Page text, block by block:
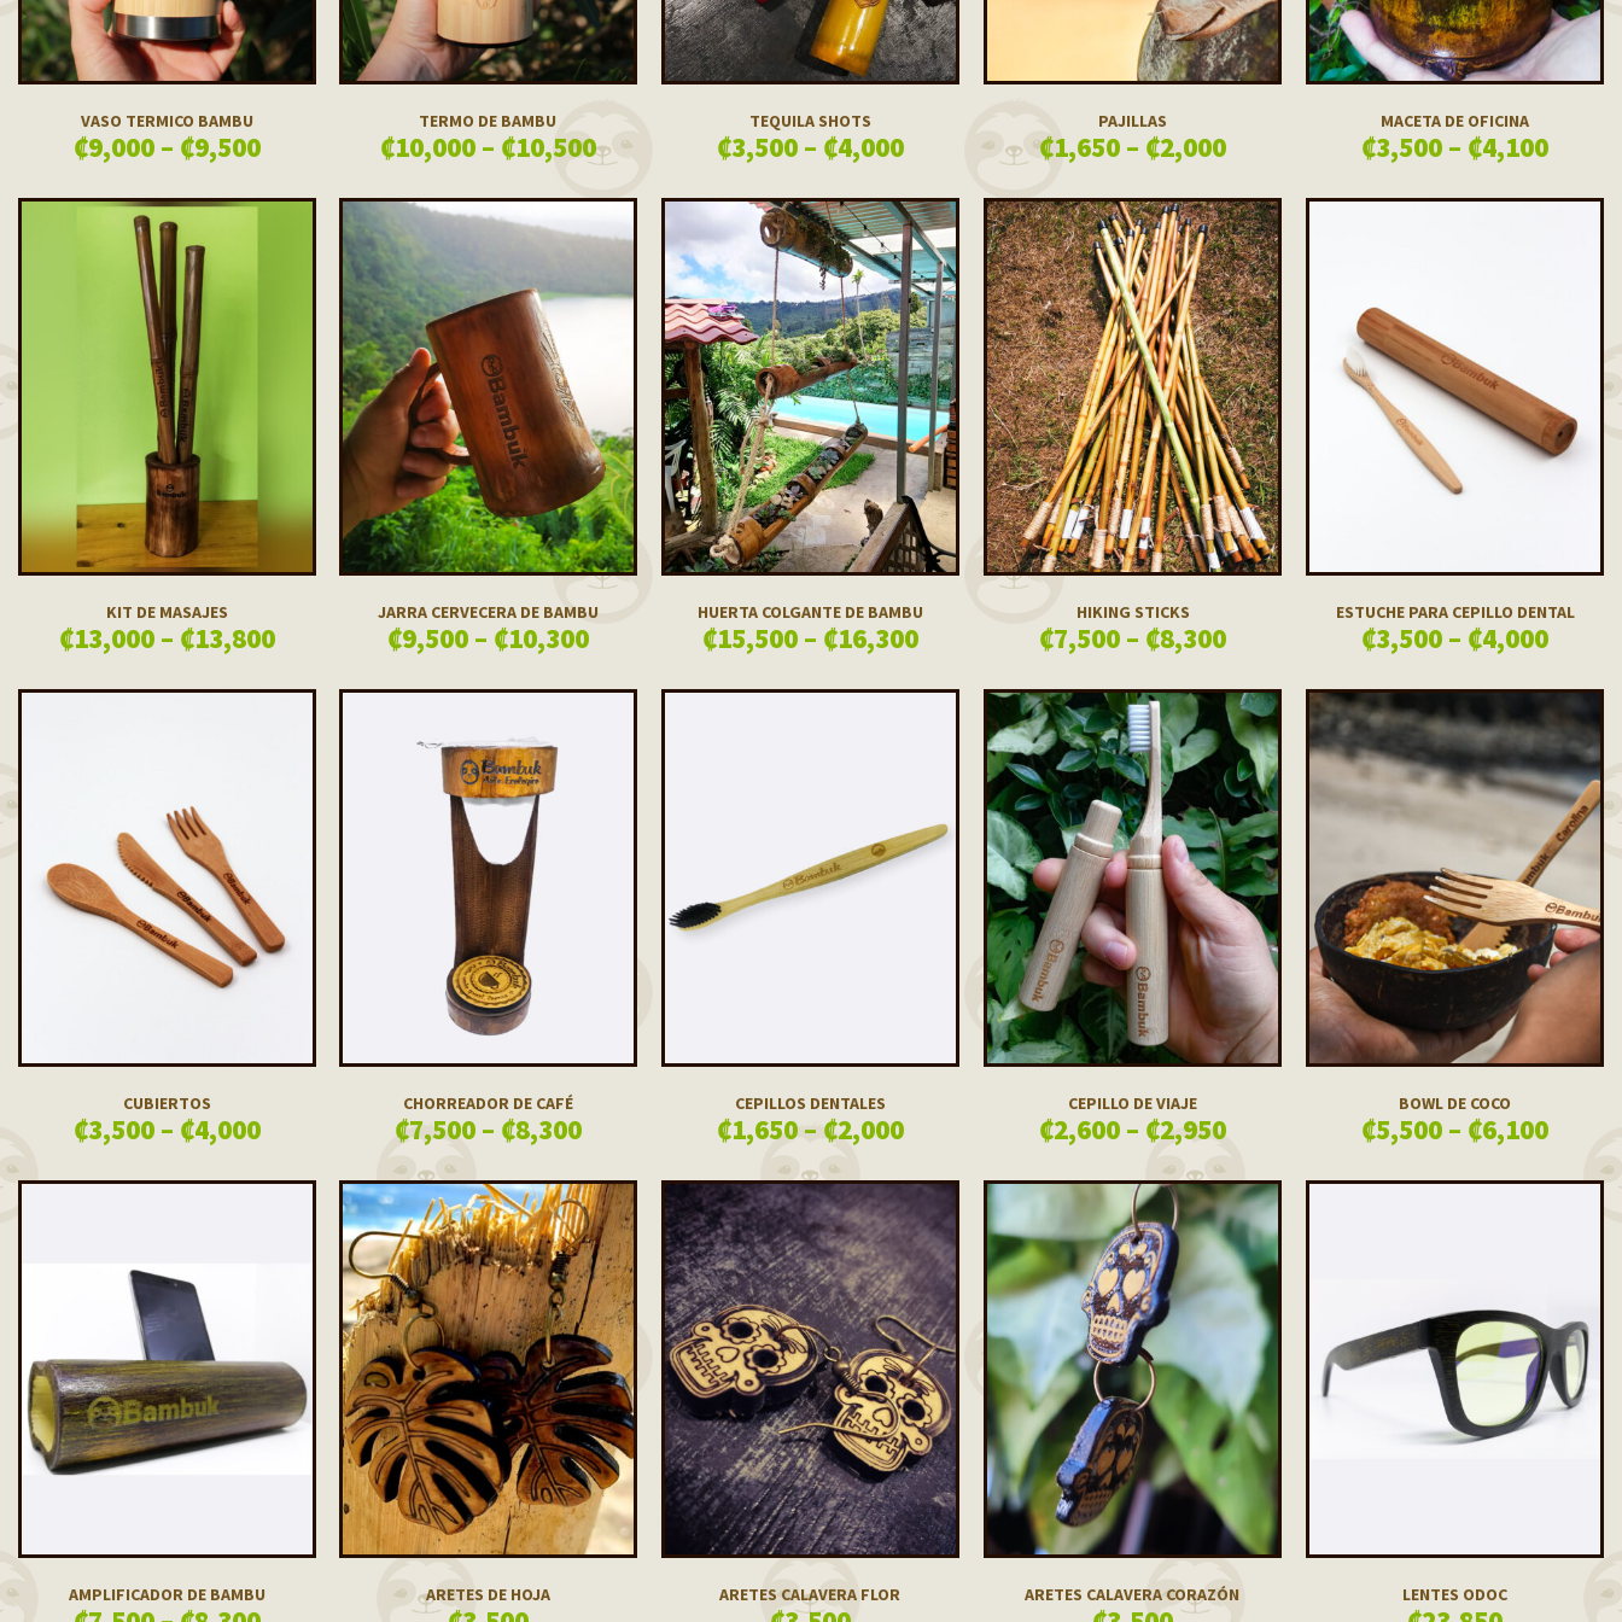
VASO TERMICO BAMBU
₡9,000– ₡9,500
TERMO DE BAMBU
₡10,000– ₡10,500
TEQUILA SHOTS
₡3,500– ₡4,000
PAJILLAS
₡1,650– ₡2,000
MACETA DE OFICINA
₡3,500– ₡4,100
KIT DE MASAJES
₡13,000– ₡13,800
JARRA CERVECERA DE BAMBU
₡9,500– ₡10,300
HUERTA COLGANTE DE BAMBU
₡15,500– ₡16,300
HIKING STICKS
₡7,500– ₡8,300
ESTUCHE PARA CEPILLO DENTAL
₡3,500– ₡4,000
CUBIERTOS
₡3,500– ₡4,000
CHORREADOR DE CAFÉ
₡7,500– ₡8,300
CEPILLOS DENTALES
₡1,650– ₡2,000
CEPILLO DE VIAJE
₡2,600– ₡2,950
BOWL DE COCO
₡5,500– ₡6,100
AMPLIFICADOR DE BAMBU ARETES DE HOJA ARETES CALAVERA FLOR ARETES CALAVERA CORAZÓN LENTES ODOC